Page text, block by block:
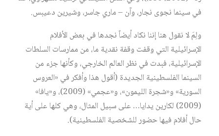
في سينما نجوى نجار، وآن – ماري جاسر، وشيرين دعيبس.
ولِمَ لا نقول هنا إننا نكاد أيضاً نجدها في بعض الأفلام
الإسرائيلية التي وقفت وقفة نقدية ما، من ممارسات السلطات
الإسرائيلية، فبدت في نظر العالم الخارجي، وكأنها جزء من
السينما الفلسطينية الجديدة (أقول هذا وأفكر في «العروس
السورية» و«شجرة الليمون»، و«عجمي» (2009)، و«يافا»
(2009) لكارين يدايا… على سبيل المثال، وهي كلها على أية
حال أفلام فيها حضور للشخصية الفلسطينية).